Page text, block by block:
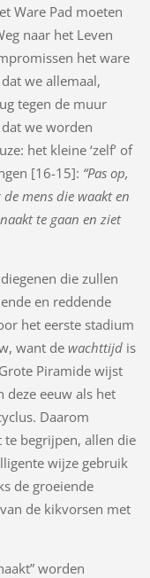
Ware Pad moeten
naar het Leven
het ware
we allemaal,
tegen de muur
we worden
het kleine ‘zelf’ of
[16-15]: “Pas op,
mens die waakt en
te gaan en ziet
die zullen
en reddende
het eerste stadium
want de wachttijdis
Piramide wijst
deze eeuw als het
Daarom
begrijpen, allen die
wijze gebruik
de groeiende
de kikvorsen met
worden